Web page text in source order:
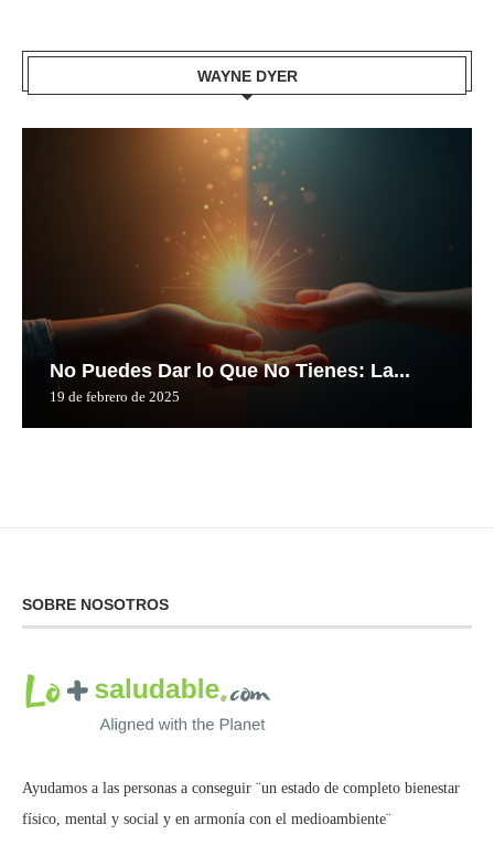
WAYNE DYER
No Puedes Dar lo Que No Tienes: La...
19 de febrero de 2025
SOBRE NOSOTROS
Ayudamos a las personas a conseguir ¨un estado de completo bienestar
físico, mental y social y en armonía con el medioambiente¨